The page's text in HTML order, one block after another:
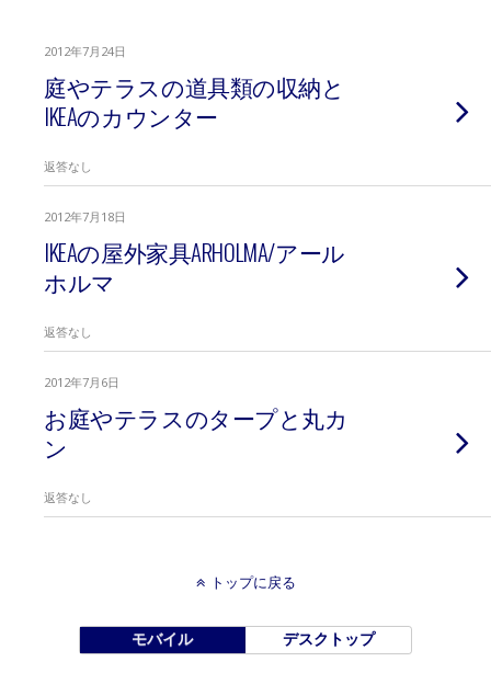
2012年7月24日
庭やテラスの道具類の収納と
IKEAのカウンター
返答なし
2012年7月18日
IKEAの屋外家具ARHOLMA/アール
ホルマ
返答なし
2012年7月6日
お庭やテラスのタープと丸カ
ン
返答なし
トップに戻る
モバイル デスクトップ